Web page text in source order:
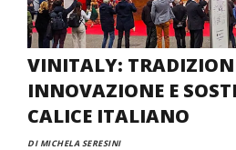
VINITALY:
INNOVAZIONE E
CALICE ITALIANO
DI MICHELA SERESINI